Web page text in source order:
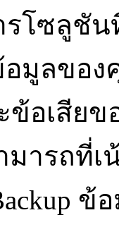
รโซลูชัน
อมูลขอ
ข้อเสีย
มารถที่